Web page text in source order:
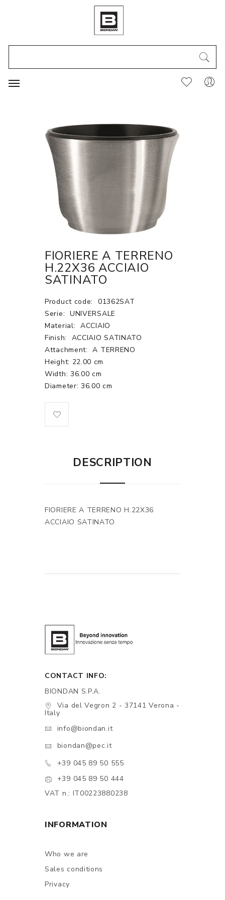
FIORIERE A TERRENO
H.22X36 ACCIAIO
SATINATO
Product code:
01362SAT
Serie: UNIVERSALE
Material: ACCIAIO
Finish:
ACCIAIO SATINATO
Attachment:
A TERRENO
Height: 22.00 cm
Width: 36.00 cm
Diameter: 36.00 cm
DESCRIPTION
FIORIERE A TERRENO H.22X36
ACCIAIO SATINATO
CONTACT INFO:
BIONDAN S.P.A.
Via del Vegron 2 - 37141 Verona -
Italy
info@biondan.it
biondan@pec.it
+39 045 89 50 555
+39 045 89 50 444
VAT n.: IT00223880238
INFORMATION
Who we are
Sales conditions
Privacy